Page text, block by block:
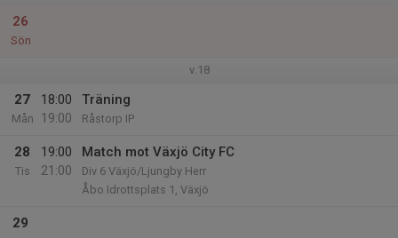
26
Sön
v.18
27
Mån
18:00
19:00
Träning
Råstorp IP
28
Tis
19:00
21:00
Match mot Växjö City FC
Div 6 Växjö/Ljungby Herr
Åbo Idrottsplats 1, Växjö
29